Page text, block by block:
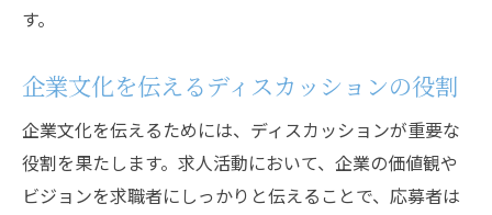
識
テクノロジーと融合するディスカッション
の展望
企業が採用活動で抱える課題とその解決策
す。
企業文化を伝えるディスカッションの役割
企業文化を伝えるためには、ディスカッションが重要な
役割を果たします。求人活動において、企業の価値観や
ビジョンを求職者にしっかりと伝えることで、応募者は